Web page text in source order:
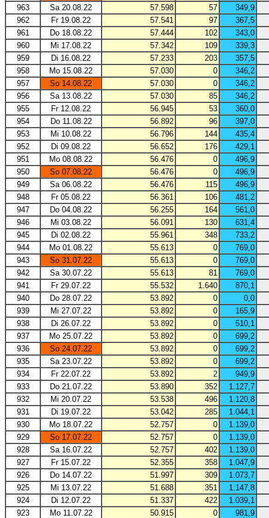
963
Sa 20.08.22 57.598 57
349,9
962
Fr 19.08.22 57.541 97
367,5
961
Do 18.08.22 57.444 102
343,0
960
Mi 17.08.22 57.342 109
339,3
959
Di 16.08.22 57.233 203
357,5
958
Mo 15.08.22 57.030 0
346,2
957
So 14.08.22 57.030 0
346,2
956
Sa 13.08.22 57.030 85
346,2
955
Fr 12.08.22 56.945 53
360,0
954
Do 11.08.22 56.892 96
397,0
953
Mi 10.08.22 56.796 144
435,4
952
Di 09.08.22 56.652 176
429,1
951
Mo 08.08.22 56.476 0
496,9
950
So 07.08.22 56.476 0
496,9
949
Sa 06.08.22 56.476 115
496,9
948
Fr 05.08.22 56.361 106
481,2
947
Do 04.08.22 56.255 164
561,0
946
Mi 03.08.22 56.091 130
631,4
945
Di 02.08.22 55.961 348
733,2
944
Mo 01.08.22 55.613 0
769,0
943
So 31.07.22 55.613 0
769,0
942
Sa 30.07.22 55.613 81
769,0
941
Fr 29.07.22 55.532 1.640
870,1
940
Do 28.07.22 53.892 0
0,0
939
Mi 27.07.22 53.892 0
165,9
938
Di 26.07.22 53.892 0
510,1
937
Mo 25.07.22 53.892 0
699,2
936
So 24.07.22 53.892 0
699,2
935
Sa 23.07.22 53.892 0
699,2
934
Fr 22.07.22 53.892 2
949,9
933
Do 21.07.22 53.890 352
1.127,7
932
Mi 20.07.22 53.538 496
1.120,8
931
Di 19.07.22 53.042 285
1.044,1
930
Mo 18.07.22 52.757 0
1.139,0
929
So 17.07.22 52.757 0
1.139,0
928
Sa 16.07.22 52.757 402
1.139,0
927
Fr 15.07.22 52.355 358
1.047,9
926
Do 14.07.22 51.997 309
1.073,7
925
Mi 13.07.22 51.688 351
1.147,8
924
Di 12.07.22 51.337 422
1.039,1
923
Mo 11.07.22 50.915 0
981,9